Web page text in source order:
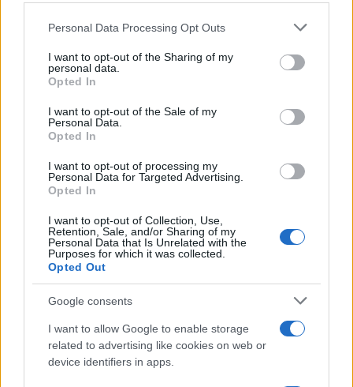
Please note that this website/app uses one or more Google
not limited to your visit or usage behaviour. You may click to
grant or deny consent to Google and its third-party tags to
use your data for below specified purposes in below Google
consent section.
Personal Data Processing Opt Outs
I want to opt-out of the Sharing of my
personal data.
Opted In
I want to opt-out of the Sale of my
Personal Data.
Opted In
I want to opt-out of processing my
Personal Data for Targeted Advertising.
Opted In
I want to opt-out of Collection, Use,
Retention, Sale, and/or Sharing of my
Personal Data that Is Unrelated with the
Purposes for which it was collected.
Opted Out
Google consents
I want to allow Google to enable storage
related to advertising like cookies on web or
device identifiers in apps.
F
ce
b
o
o
k
T
it
te
r
Pi
te
st
W
at
A
p
S
h
a
2026
Le ultime offerte di lavoro a Olbia e in Gallura
Cumuli di rifiuti a Santa Teresa Gallura, la
segnalazione dei residenti